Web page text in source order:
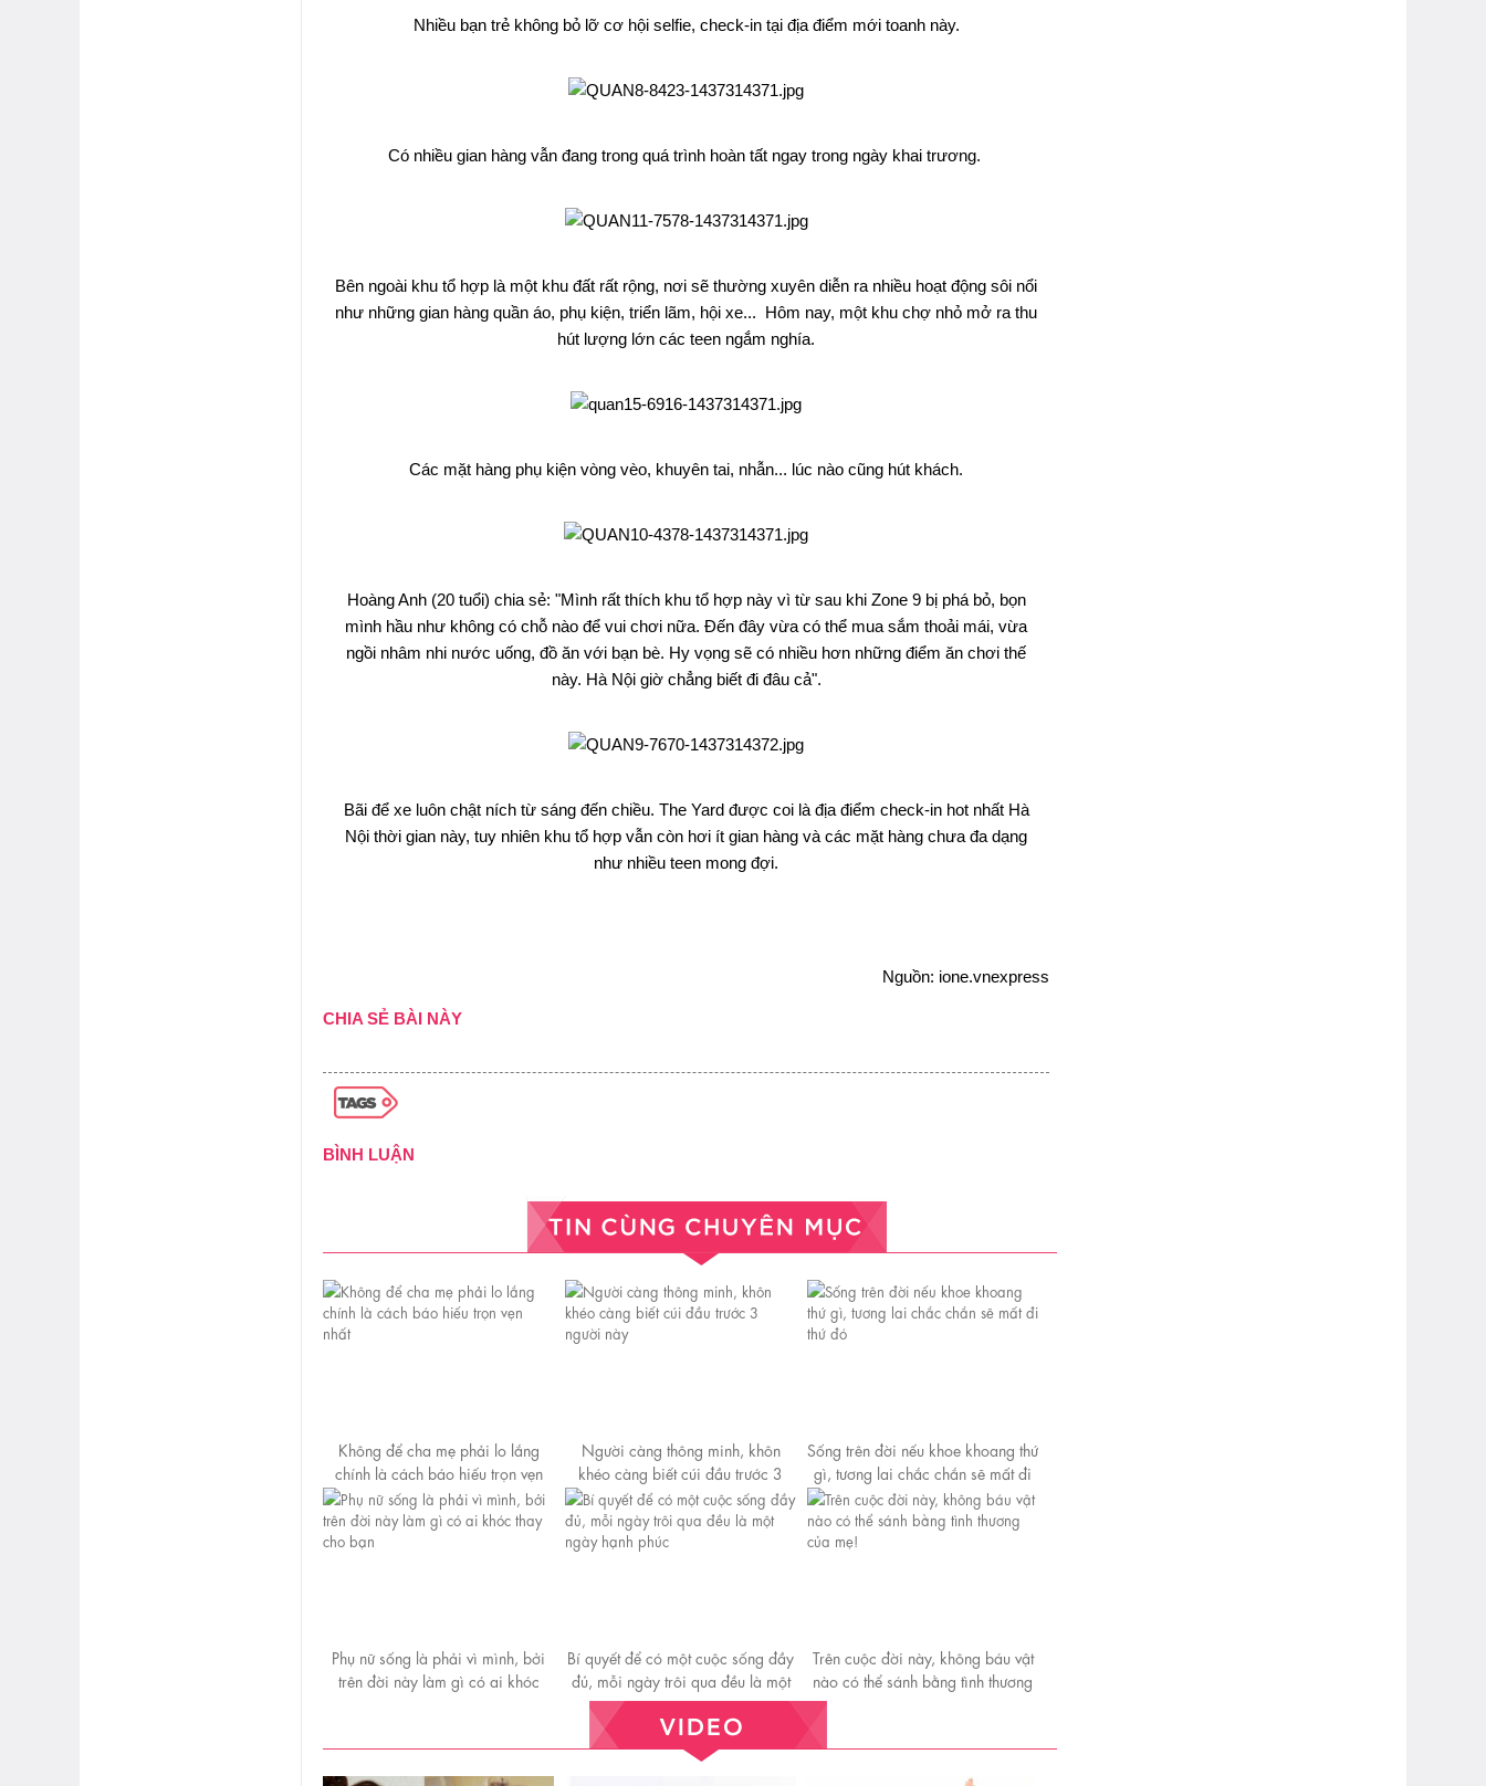
Nhiều bạn trẻ không bỏ lỡ cơ hội selfie, check-in tại địa điểm mới toanh này.
Có nhiều gian hàng vẫn đang trong quá trình hoàn tất ngay trong ngày khai trương.
Bên ngoài khu tổ hợp là một khu đất rất rộng, nơi sẽ thường xuyên diễn ra nhiều hoạt động sôi nổi
như những gian hàng quần áo, phụ kiện, triển lãm, hội xe... Hôm nay, một khu chợ nhỏ mở ra thu
hút lượng lớn các teen ngắm nghía.
Các mặt hàng phụ kiện vòng vèo, khuyên tai, nhẫn... lúc nào cũng hút khách.
Hoàng Anh (20 tuổi) chia sẻ: "Mình rất thích khu tổ hợp này vì từ sau khi Zone 9 bị phá bỏ, bọn
mình hầu như không có chỗ nào để vui chơi nữa. Đến đây vừa có thể mua sắm thoải mái, vừa
ngồi nhâm nhi nước uống, đồ ăn với bạn bè. Hy vọng sẽ có nhiều hơn những điểm ăn chơi thế
này. Hà Nội giờ chẳng biết đi đâu cả".
Bãi để xe luôn chật ních từ sáng đến chiều. The Yard được coi là địa điểm check-in hot nhất Hà
Nội thời gian này, tuy nhiên khu tổ hợp vẫn còn hơi ít gian hàng và các mặt hàng chưa đa dạng
như nhiều teen mong đợi.
Nguồn: ione.vnexpress
CHIA SẺ BÀI NÀY
BÌNH LUẬN
Không để cha mẹ phải lo lắng
chính là cáсh báo hiếu trọn vẹn
nhất
Người càng thông minh, khôn
khéo càng biết cúi đầu trước 3
người này
Sống trên đời nếu khoe khoang thứ
gì, tương lai chắc chắn sẽ mất đi
thứ đó
Phụ nữ sống là phải vì mình, bởi
trên đời này làm gì có ai khóc
Bí quyết để có một cuộc sống đầy
đủ, mỗi ngày trôi qua đều là một
ngày hạnh phúc
Trên cuộc đời này, không báu vật
nào có thể sánh bằng tình thương